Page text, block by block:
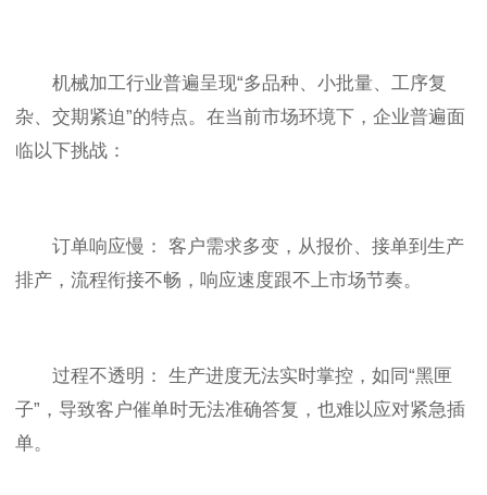
机械加工行业普遍呈现“多品种、小批量、工序复
杂、交期紧迫”的特点。在当前市场环境下，企业普遍面
临以下挑战：
订单响应慢： 客户需求多变，从报价、接单到生产
排产，流程衔接不畅，响应速度跟不上市场节奏。
过程不透明： 生产进度无法实时掌控，如同“黑匣
子”，导致客户催单时无法准确答复，也难以应对紧急插
单。